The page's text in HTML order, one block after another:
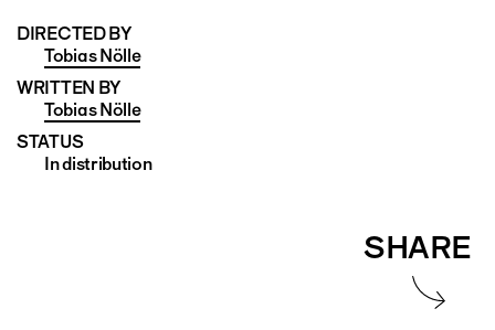
DIRECTED BY
Tobias Nölle
WRITTEN BY
Tobias Nölle
STATUS
In distribution
SHARE